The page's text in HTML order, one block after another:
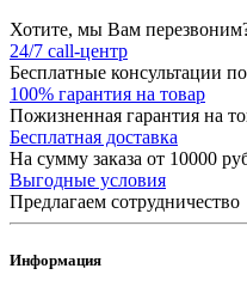
Хотите, мы Вам
24/7 call-центр
Бесплатные консультации
100% гарантия на товар
Пожизненная гарантия на
Бесплатная доставка
На сумму заказа от 10000
Выгодные условия
Предлагаем сотрудничество
Информация